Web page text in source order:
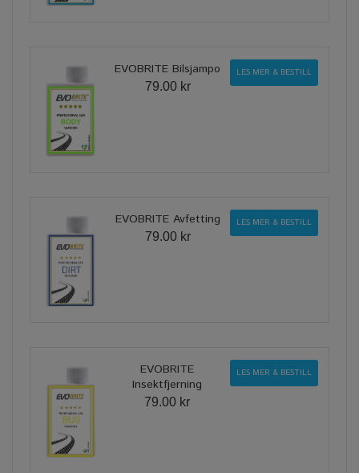
EVOBRITE Bilsjampo
79.00 kr
LES MER & BESTILL
EVOBRITE Avfetting
79.00 kr
LES MER & BESTILL
EVOBRITE
Insektfjerning
79.00 kr
LES MER & BESTILL